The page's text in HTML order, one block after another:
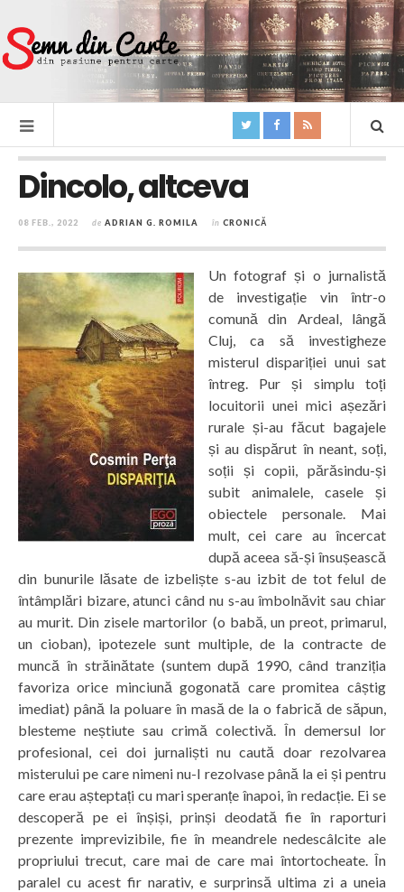
Dincolo, altceva
08 FEB., 2022 de ADRIAN G. ROMILA în CRONICĂ
Un fotograf și o jurnalistă
de investigație vin într-o
comună din Ardeal, lângă
Cluj, ca să investigheze
misterul dispariției unui sat
întreg. Pur și simplu toți
locuitorii unei mici așezări
rurale și-au făcut bagajele
și au dispărut în neant, soți,
soții și copii, părăsindu-și
subit animalele, casele și
obiectele personale. Mai
mult, cei care au încercat
după aceea să-și însușească
din bunurile lăsate de izbeliște s-au izbit de tot felul de
întâmplări bizare, atunci când nu s-au îmbolnăvit sau chiar
au murit. Din zisele martorilor (o babă, un preot, primarul,
un cioban), ipotezele sunt multiple, de la contracte de
muncă în străinătate (suntem după 1990, când tranziția
favoriza orice minciună gogonată care promitea câștig
imediat) până la poluare în masă de la o fabrică de săpun,
blesteme neștiute sau crimă colectivă. În demersul lor
profesional, cei doi jurnaliști nu caută doar rezolvarea
misterului pe care nimeni nu-l rezolvase până la ei și pentru
care erau așteptați cu mari speranțe înapoi, în redacție. Ei se
descoperă pe ei înșiși, prinși deodată fie în raporturi
prezente imprevizibile, fie în meandrele nedescâlcite ale
propriului trecut, care mai de care mai întortocheate. În
paralel cu acest fir narativ, e surprinsă ultima zi a uneia